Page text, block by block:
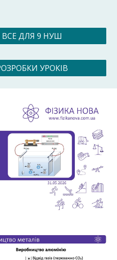
ДЛЯ 9 НУШ
УРОКІВ